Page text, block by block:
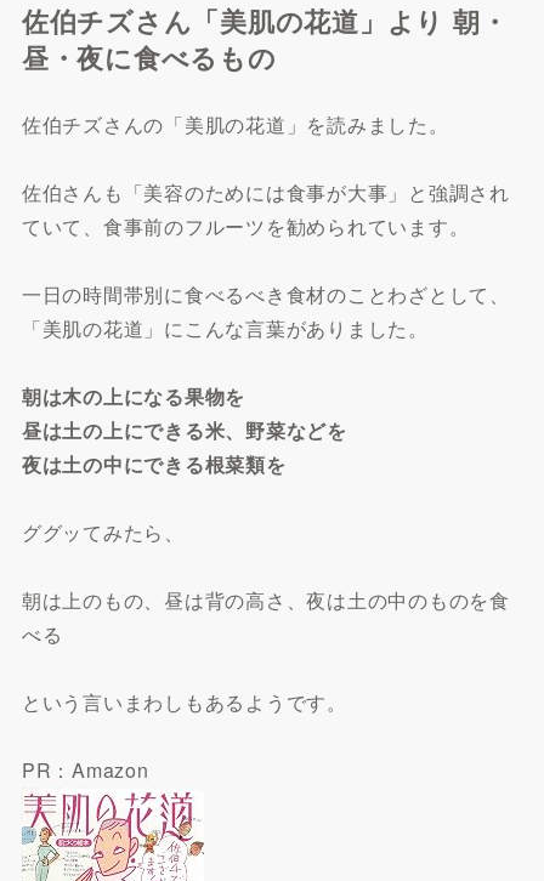
佐伯チズさん「美肌の花道」より 朝・
昼・夜に食べるもの
佐伯チズさんの「美肌の花道」を読みました。
佐伯さんも「美容のためには食事が大事」と強調され
ていて、食事前のフルーツを勧められています。
一日の時間帯別に食べるべき食材のことわざとして、
「美肌の花道」にこんな言葉がありました。
朝は木の上になる果物を
昼は土の上にできる米、野菜などを
夜は土の中にできる根菜類を
ググッてみたら、
朝は上のもの、昼は背の高さ、夜は土の中のものを食
べる
という言いまわしもあるようです。
PR：Amazon